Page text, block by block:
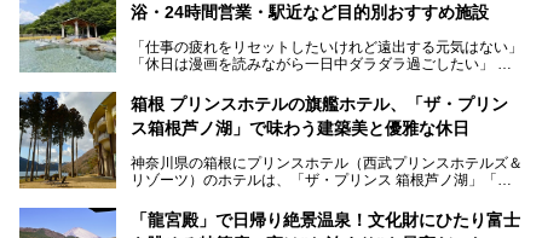
今回は、そんな大注目の施設に一足先にお邪魔し、その全貌
を見学させていただきました！
サウナ室の中に咲き誇る桜、魚たちが泳ぐ水風呂、そしてバ
リのビーチを思わせる休憩スペース…。驚きの連続だった館
内の様子をレポートします！
浴・24時間営業・駅近など目的別おすすめ施設
「仕事の疲れをリセットしたいけれど遠出する元気はない」
「休日は漫画を読みながら一日中ダラダラ過ごしたい」
たい」
そんな「癒やされたい」という願いを叶えてくれるのが、神
神奈川県には、サウナや岩盤浴、一日中遊べるエンタメ施設
など、“非日常”を味わえるスーパー銭湯が数多く揃っていま
う」という人も多いはず。
箱根 プリンスホテルの旗艦ホテル、「ザ・プリン
ス箱根芦ノ湖」で味わう建築美と優雅な休日
神奈川県の箱根にプリンスホテル（西武プリンスホテルズ＆
リゾーツ）のホテルは、「ザ・プリンス 箱根芦ノ湖」「芦
「箱根仙石原プリンスホテル」と4軒あり、今回ご紹介する
「ザ・プリンス 箱根芦ノ湖」は、その中でもフラッグシッ
「龍宮殿」で日帰り絶景温泉！文化財にひたり富士